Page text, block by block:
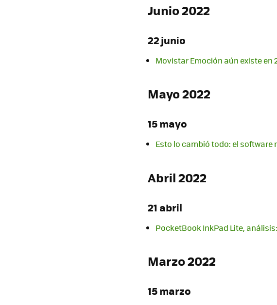
Junio 2022
22 junio
Movistar Emoción aún existe en
Mayo 2022
15 mayo
Esto lo cambió todo: el
Abril 2022
21 abril
PocketBook InkPad Lite,
Marzo 2022
15 marzo